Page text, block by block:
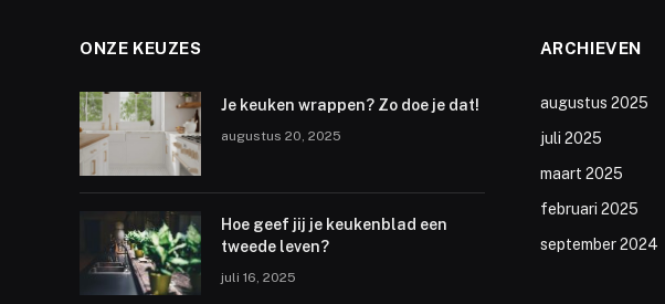
ONZE KEUZES
Je keuken wrappen? Zo doe je dat!
augustus 20, 2025
Hoe geef jij je keukenblad een
tweede leven?
juli 16, 2025
ARCHIEVEN
augustus 2025
juli 2025
maart 2025
februari 2025
september 2024